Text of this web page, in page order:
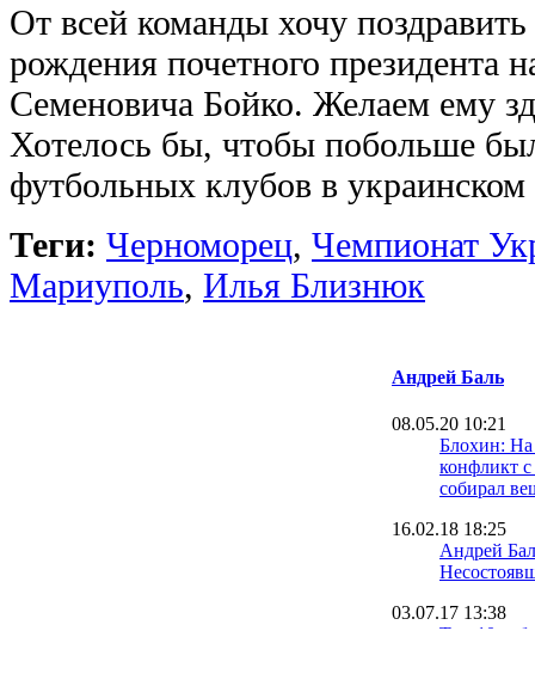
От всей команды хочу
рождения почетного президента
Семеновича Бойко. Желаем ему
Хотелось бы, чтобы побольше
футбольных клубов в украинском
Теги: Черноморец, Чемпионат
Мариуполь, Илья Близнюк
Андрей Баль
08.05.20 10:21
Блохин:
конфликт
собирал
16.02.18 18:25
Андрей
03.07.17 13:38
Топ-10